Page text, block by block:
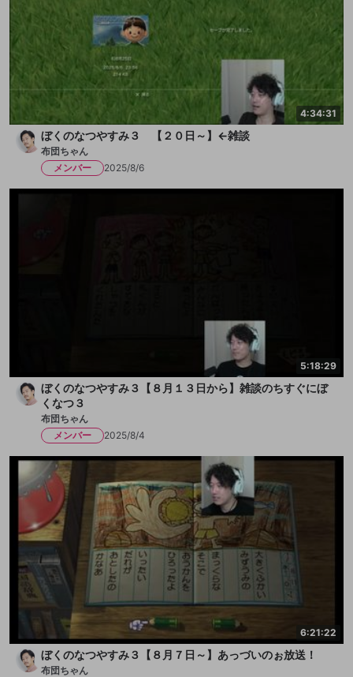
4:34:31
ぼくのなつやすみ３ 【２０日～】←雑談
布団ちゃん
メンバー
2025/8/6
5:18:29
ぼくのなつやすみ３【８月１３日から】雑談のちすぐにぼ
くなつ３
布団ちゃん
メンバー
2025/8/4
6:21:22
ぼくのなつやすみ３【８月７日～】あっづいのぉ放送！
布団ちゃん